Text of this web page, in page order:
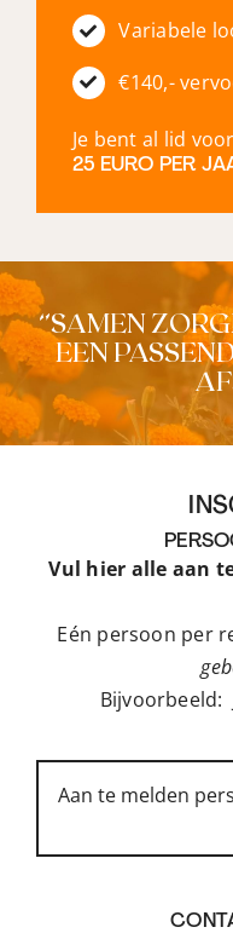
Variabele
€140,-
Je bent al lid
25 EURO PER
‘’SAMEN
EEN
Vul hier alle aan
Eén persoon per
Bijvoorbeeld: